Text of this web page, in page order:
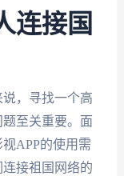
连接国
，寻找一个高
至关重要。面
APP的使用需
接祖国网络的